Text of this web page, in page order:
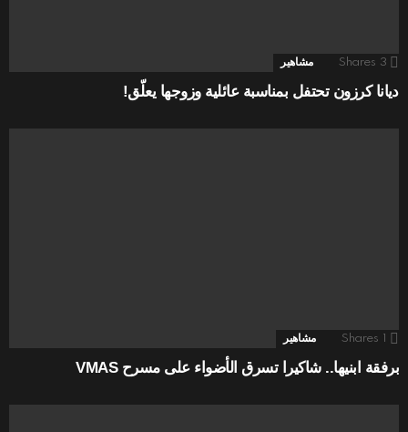
3
Shares مشاهير
ديانا كرزون تحتفل بمناسبة عائلية وزوجها يعلّق!
Shares مشاهير
برفقة ابنيها.. شاكيرا تسرق الأضواء على مسرح VMAS